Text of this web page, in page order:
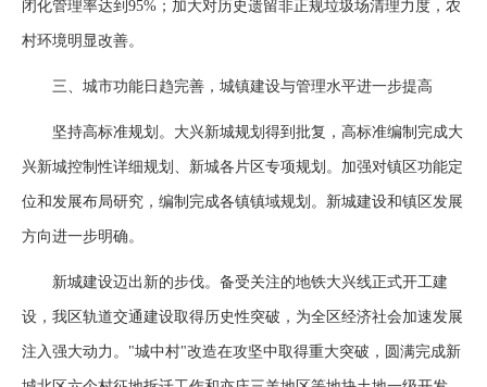
闭化管理率达到95%；加大对历史遗留非正规垃圾场清理力度，农
村环境明显改善。
三、城市功能日趋完善，城镇建设与管理水平进一步提高
坚持高标准规划。大兴新城规划得到批复，高标准编制完成大
兴新城控制性详细规划、新城各片区专项规划。加强对镇区功能定
位和发展布局研究，编制完成各镇镇域规划。新城建设和镇区发展
方向进一步明确。
新城建设迈出新的步伐。备受关注的地铁大兴线正式开工建
设，我区轨道交通建设取得历史性突破，为全区经济社会加速发展
注入强大动力。"城中村"改造在攻坚中取得重大突破，圆满完成新